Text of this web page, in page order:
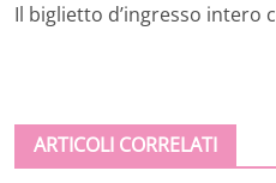
Il biglietto d’ingresso intero
ARTICOLI CORRELATI